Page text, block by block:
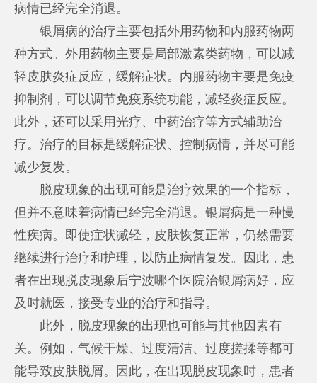
病情已经完全消退。
银屑病的治疗主要包括外用药物和内服药物两
种方式。外用药物主要是局部激素类药物，可以减
轻皮肤炎症反应，缓解症状。内服药物主要是免疫
抑制剂，可以调节免疫系统功能，减轻炎症反应。
此外，还可以采用光疗、中药治疗等方式辅助治
疗。治疗的目标是缓解症状、控制病情，并尽可能
减少复发。
脱皮现象的出现可能是治疗效果的一个指标，
但并不意味着病情已经完全消退。银屑病是一种慢
性疾病。即使症状减轻，皮肤恢复正常，仍然需要
继续进行治疗和护理，以防止病情复发。因此，患
者在出现脱皮现象后宁波哪个医院治银屑病好 ，应
及时就医，接受专业的治疗和指导。
此外，脱皮现象的出现也可能与其他因素有
关。例如，气候干燥、过度清洁、过度搓揉等都可
能导致皮肤脱屑。因此，在出现脱皮现象时，患者